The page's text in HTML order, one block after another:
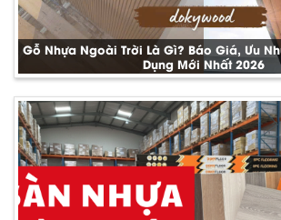
Gỗ Nhựa Ngoài Trời Là Gì? Báo Giá, Ưu
Dụng Mới Nhất 2026